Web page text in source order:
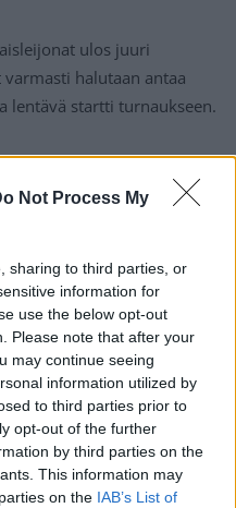
Not Process My
sharing to third parties, or
information for
use the below opt-out
Please note that after your
may continue seeing
information utilized by
to third parties prior to
opt-out of the further
by third parties on the
This information may
on the IAB’s List of
ulos juuri
halutaan antaa
lentävä startti turnaukseen.
ilmaiseksi TV:n
joten sieltä näet
ajan. Ottelu alkaa klo
on studio, jossa
läpi.